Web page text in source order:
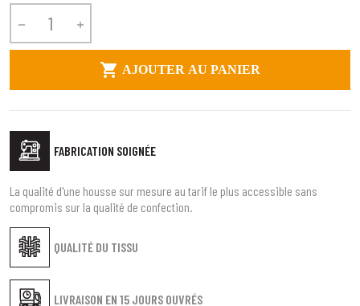
 
 AJOUTER AU PANIER
FABRICATION SOIGNÉE
QUALITÉ DU TISSU
LIVRAISON EN 15 JOURS OUVRÉS
La qualité d'une housse sur mesure au tarif le plus accessible sans
compromis sur la qualité de confection.